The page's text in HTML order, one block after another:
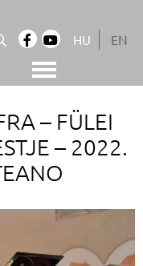
HU EN
– FÜLEI
– 2022.